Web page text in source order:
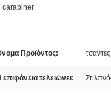
carabiner
Προϊόντος:
επιφάνεια τελειώνει: